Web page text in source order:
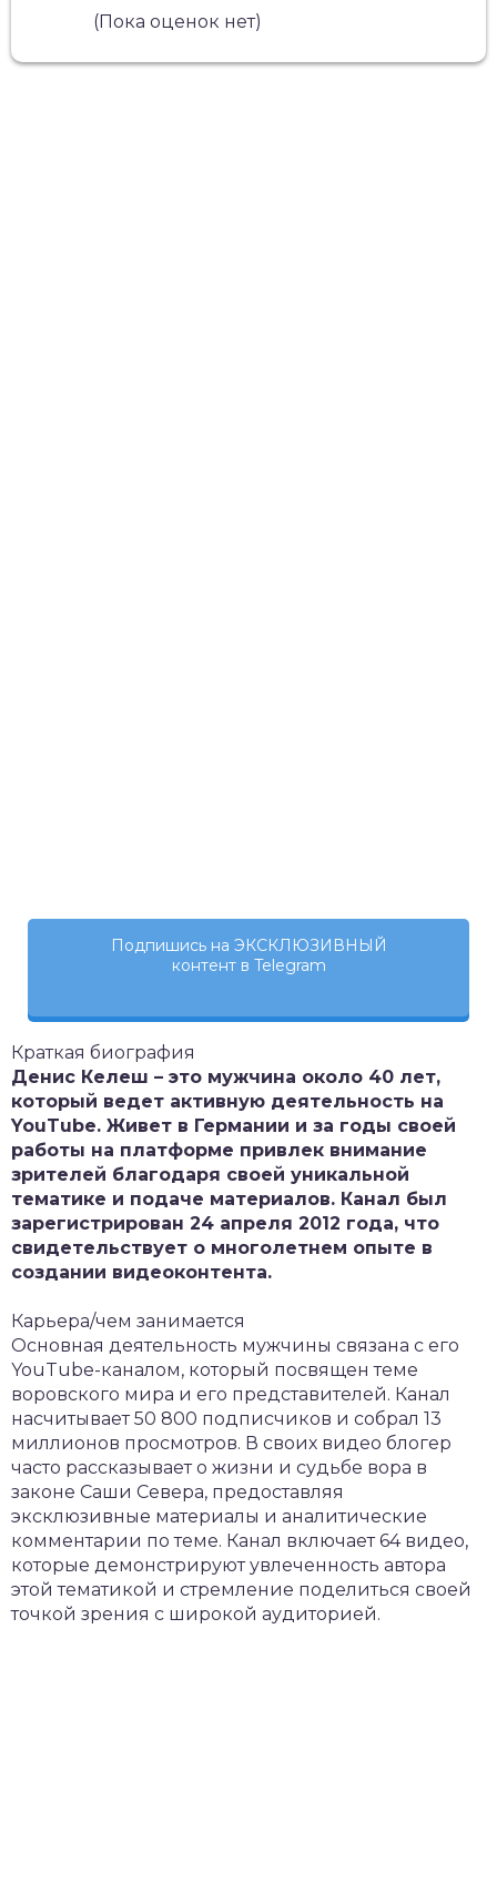
(Пока оценок нет)
Подпишись на ЭКСКЛЮЗИВНЫЙ
контент в Telegram
Краткая биография
Денис Келеш – это мужчина около 40 лет,
который ведет активную деятельность на
YouTube. Живет в Германии и за годы своей
работы на платформе привлек внимание
зрителей благодаря своей уникальной
тематике и подаче материалов. Канал был
зарегистрирован 24 апреля 2012 года, что
свидетельствует о многолетнем опыте в
создании видеоконтента.
Карьера/чем занимается
Основная деятельность мужчины связана с его
YouTube-каналом, который посвящен теме
воровского мира и его представителей. Канал
насчитывает 50 800 подписчиков и собрал 13
миллионов просмотров. В своих видео блогер
часто рассказывает о жизни и судьбе вора в
законе Саши Севера, предоставляя
эксклюзивные материалы и аналитические
комментарии по теме. Канал включает 64 видео,
которые демонстрируют увлеченность автора
этой тематикой и стремление поделиться своей
точкой зрения с широкой аудиторией.